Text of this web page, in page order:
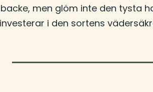
men glöm inte den tysta
i den sortens